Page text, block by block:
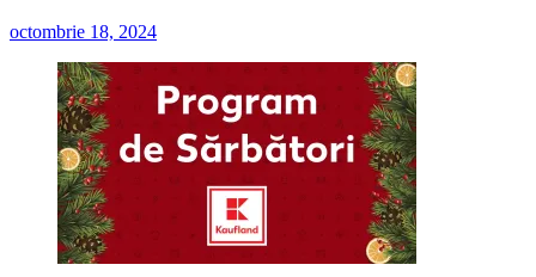
octombrie 18, 2024